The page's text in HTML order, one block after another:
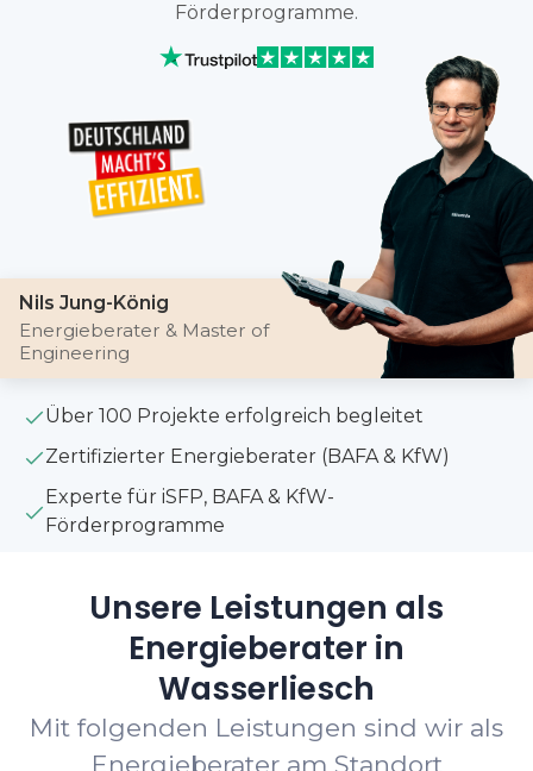
Förderprogramme.
Nils Jung-König
Energieberater & Master of
Engineering
Über 100 Projekte erfolgreich begleitet
Zertifizierter Energieberater (BAFA & KfW)
Experte für iSFP, BAFA & KfW-
Förderprogramme
Unsere Leistungen als
Energieberater in
Wasserliesch
Mit folgenden Leistungen sind wir als
Energieberater am Standort